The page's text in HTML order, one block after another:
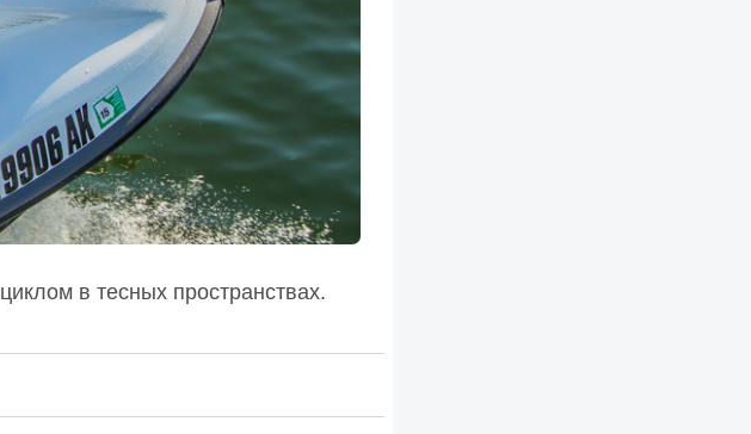
в тесных пространствах.